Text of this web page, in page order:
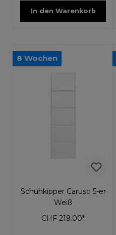
In den Warenkorb
8 Wochen
Schuhkipper Caruso 5-er
Weiß
CHF 219.00*